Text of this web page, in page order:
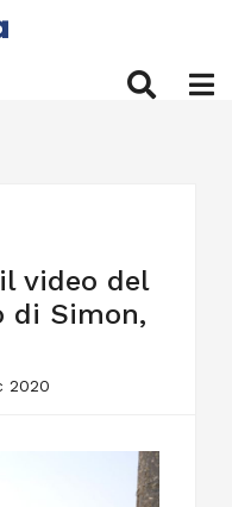
video del
di Simon,
2020